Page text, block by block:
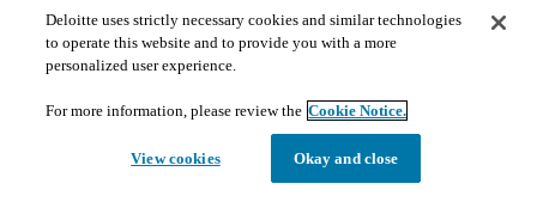
Téléphone : 514-393-5917​
Courriel: taiga_motors@deloitte.ca​​
Les documents publiés dans cette page peuvent ne pas
documents publics, en temps opportun et de manière
Deloitte uses strictly necessary cookies and similar technologies
to operate this website and to provide you with a more
personalized user experience.
For more information, please review the Cookie Notice.
View cookies Okay and close